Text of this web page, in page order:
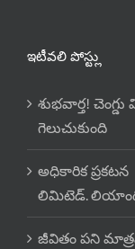
ఇటీవలి పోస్ట్లు
శుభవార్త!
గెలుచుకుంది
అధికారిక ప్రకటన
లిమిటెడ్.
జీవితం పని